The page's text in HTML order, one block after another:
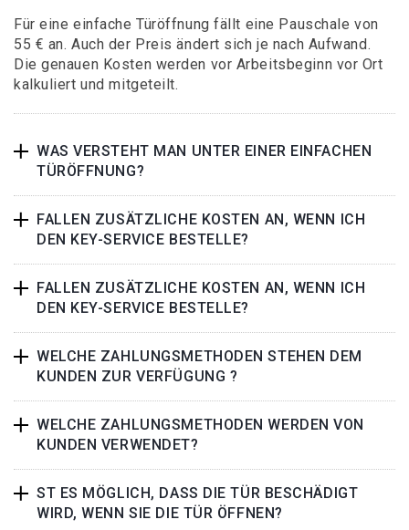
Für eine einfache Türöffnung fällt eine Pauschale von
55 € an. Auch der Preis ändert sich je nach Aufwand.
Die genauen Kosten werden vor Arbeitsbeginn vor Ort
kalkuliert und mitgeteilt.
WAS VERSTEHT MAN UNTER EINER EINFACHEN
TÜRÖFFNUNG?
FALLEN ZUSÄTZLICHE KOSTEN AN, WENN ICH
DEN KEY-SERVICE BESTELLE?
FALLEN ZUSÄTZLICHE KOSTEN AN, WENN ICH
DEN KEY-SERVICE BESTELLE?
WELCHE ZAHLUNGSMETHODEN STEHEN DEM
KUNDEN ZUR VERFÜGUNG ?
WELCHE ZAHLUNGSMETHODEN WERDEN VON
KUNDEN VERWENDET?
ST ES MÖGLICH, DASS DIE TÜR BESCHÄDIGT
WIRD, WENN SIE DIE TÜR ÖFFNEN?